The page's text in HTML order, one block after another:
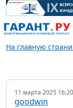
На главную
11 марта 2025 16:20
goodwin